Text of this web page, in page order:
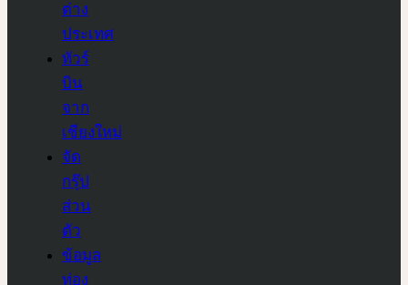
ต่าง
ประเทศ
ทัวร์
บิน
จาก
เชียงใหม่
จัด
กรุ๊ป
ส่วน
ตัว
ข้อมูล
ท่อง